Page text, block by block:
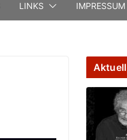
LINKS IMPRESSUM
Aktuell